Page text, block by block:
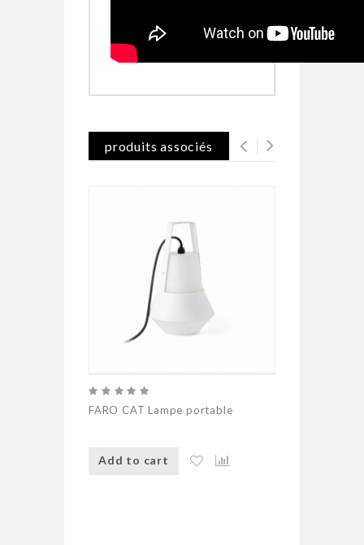
produits associés
FARO CAT Lampe portable
Add to cart